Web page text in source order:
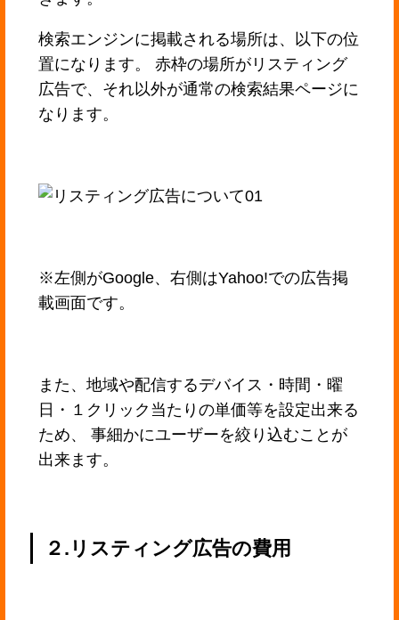
検索エンジンに掲載される場所は、以下の位
置になります。 赤枠の場所がリスティング
広告で、それ以外が通常の検索結果ページに
なります。
※左側がGoogle、右側はYahoo!での広告掲
載画面です。
また、地域や配信するデバイス・時間・曜
日・１クリック当たりの単価等を設定出来る
ため、 事細かにユーザーを絞り込むことが
出来ます。
２.リスティング広告の費用